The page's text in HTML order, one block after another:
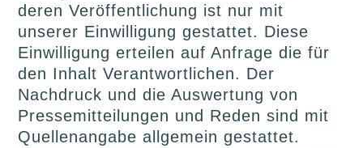
deren Veröffentlichung ist nur mit
unserer Einwilligung gestattet. Diese
Einwilligung erteilen auf Anfrage die für
den Inhalt Verantwortlichen. Der
Nachdruck und die Auswertung von
Pressemitteilungen und Reden sind mit
Quellenangabe allgemein gestattet.